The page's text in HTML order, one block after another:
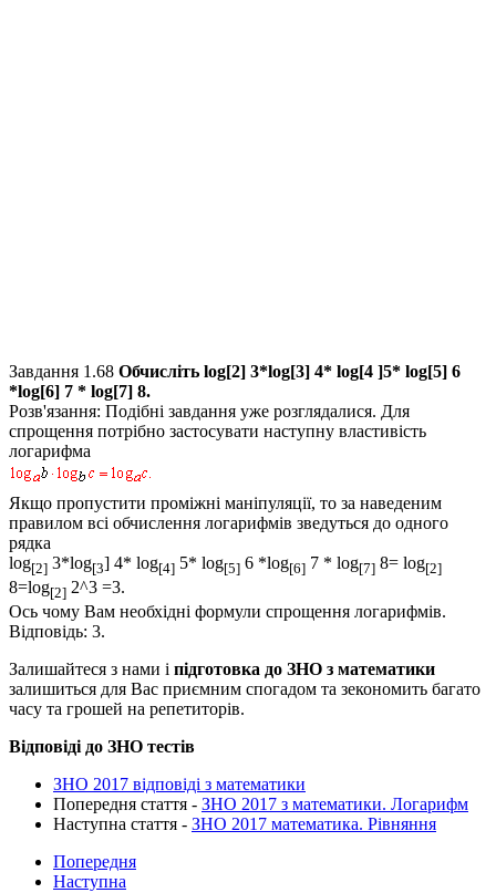
Завдання 1.68 Обчисліть log[2] 3*log[3] 4* log[4 ]5* log[5] 6
*log[6] 7 * log[7] 8.
Розв'язання: Подібні завдання уже розглядалися. Для
спрощення потрібно застосувати наступну властивість
логарифма
Якщо пропустити проміжні маніпуляції, то за наведеним
правилом всі обчислення логарифмів зведуться до одного
рядка
log[2] 3*log[3] 4* log[4] 5* log[5] 6 *log[6] 7 * log[7] 8= log[2]
8=log[2] 2^3 =3.
Ось чому Вам необхідні формули спрощення логарифмів.
Відповідь: 3.
Залишайтеся з нами і підготовка до ЗНО з математики
залишиться для Вас приємним спогадом та зекономить багато
часу та грошей на репетиторів.
Відповіді до ЗНО тестів
ЗНО 2017 відповіді з математики
Попередня стаття - ЗНО 2017 з математики. Логарифм
Наступна стаття - ЗНО 2017 математика. Рівняння
Попередня
Наступна